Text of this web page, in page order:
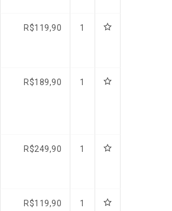
R$119,90 1
R$189,90 1
R$249,90 1
R$119,90 1